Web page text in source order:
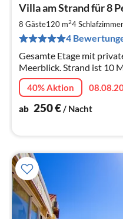
Villa am Strand für 8
8 Gäste120 m24Schlafzimmer
4
Gesamte Etage mit
Meerblick. Strand ist 10
Ankerboje, vier
40% Aktion
ab 250€/ Nacht